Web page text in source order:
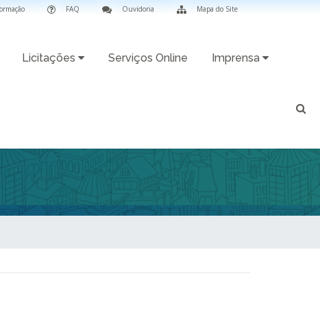
Mapa do Site
Ouvidoria
FAQ
Licitações Serviços Online Imprensa